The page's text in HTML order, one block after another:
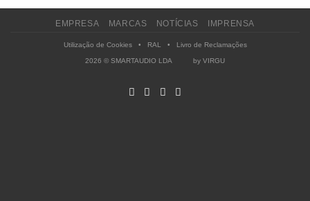
EMPRESA MARCAS NOTÍCIAS IMPRENSA
Utilização de Cookies• RAL • Livro de Reclamações
2026 © SMARTAUDIO LDA by VIRGU